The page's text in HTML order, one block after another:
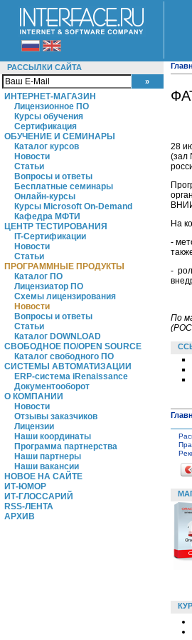
РАССЫЛКИ САЙТА
ИНТЕРНЕТ-МАГАЗИН
Лицензионное ПО
Курсы обучения
Сертификация
ОБУЧЕНИЕ И СЕМИНАРЫ
Каталог курсов
Новости
Статьи
Вопросы и ответы
Бесплатные семинары
Онлайн-курсы
Курсы Microsoft On-Demand
Кафедра МФТИ
ЦЕНТР ТЕСТИРОВАНИЯ
IT-Сертификации
Новости
Статьи
ПРОГРАММНЫЕ ПРОДУКТЫ
Каталог ПО
Лицензиатор ПО
Схемы лицензирования
Новости
Вопросы и ответы
Статьи
Каталог DOWNLOAD
СВОБОДНОЕ ПО/OPEN SOURCE
Каталог свободного ПО
СИСТЕМЫ АВТОМАТИЗАЦИИ
ERP-система iRenaissance
Документооборот
О КОМПАНИИ
Новости
Отзывы заказчиков
Лицензии
Наши координаты
Программа партнерства
Наши партнеры
Наши вакансии
НОВОЕ НА САЙТЕ
ИТ-ЮМОР
ИТ-ГЛОССАРИЙ
RSS-ЛЕНТА
АРХИВ
28
(зал
На
-
-
По